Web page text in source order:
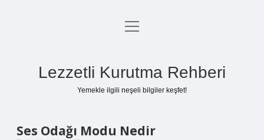
Anasayfa
menüyü
Lezzetli Kurutma Rehberi
Yemekle ilgili neşeli bilgiler keşfet!
Ses Odağı Modu Nedir